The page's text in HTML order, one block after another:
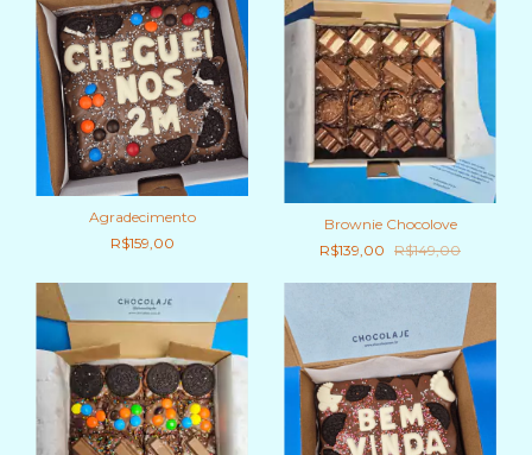
Agradecimento
R$159,00
Brownie Chocolove
R$139,00 R$149,00